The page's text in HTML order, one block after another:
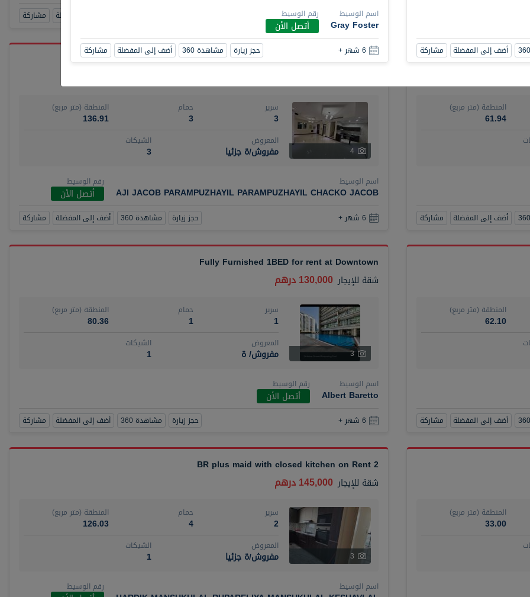
6 شهر + أضف إلى المفضلة مشاركة
المنطقة (متر مربع)
61.94
أضف إلى المفضلة مشاركة
3 bhk villa near maktoum airport r/a
4
سرير
3
حمام
3
المنطقة (متر مربع)
136.91
المعروض
مفروش/ة جزئيا
الشيكات
3
اسم الوسيط
AJI JACOB PARAMPUZHAYIL PARAMPUZHAYIL CHACKO JACOB
رقم الوسيط
أتصل الأن
6 شهر + حجز زيارة مشاهدة 360 أضف إلى المفضلة مشاركة
المنطقة (متر مربع)
62.10
أضف إلى المفضلة مشاركة
Fully Furnished 1BED for rent at Downtown
شقة للإيجار 130,000 درهم
3
سرير
1
حمام
1
المنطقة (متر مربع)
80.36
المعروض
مفروش/ ة
الشيكات
1
اسم الوسيط
Albert Baretto
رقم الوسيط
أتصل الأن
6 شهر + حجز زيارة مشاهدة 360 أضف إلى المفضلة مشاركة
المنطقة (متر مربع)
33.00
2 BR plus maid with closed kitchen on Rent
شقة للإيجار 145,000 درهم
3
سرير
2
حمام
4
المنطقة (متر مربع)
126.03
المعروض
مفروش/ة جزئيا
الشيكات
1
اسم الوسيط رقم الوسيط
أضف إلى المفضلة مشاركة
اسم الوسيط
Gray Foster
رقم الوسيط
أتصل الأن
6 شهر + حجز زيارة مشاهدة 360 أضف إلى المفضلة مشاركة